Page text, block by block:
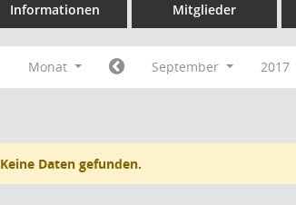
Informationen Mitglieder
Monat September 2017
Keine Daten gefunden.